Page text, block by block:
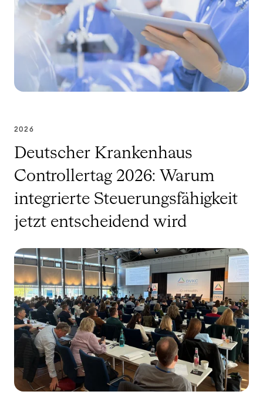
2026
Deutscher Krankenhaus
Controllertag 2026: Warum
integrierte Steuerungsfähigkeit
jetzt entscheidend wird